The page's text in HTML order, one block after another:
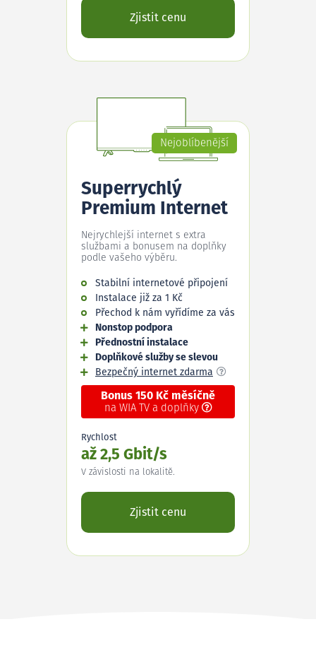
Zjistit cenu
Nejoblíbenější
Superrychlý
Premium Internet
Nejrychlejší internet s extra
službami a bonusem na doplňky
podle vašeho výběru.
Stabilní internetové připojení
Instalace již za 1 Kč
Přechod k nám vyřídíme za vás
Nonstop podpora
Přednostní instalace
Doplňkové služby se slevou
Bezpečný internet zdarma
Bonus 150 Kč měsíčně
na WIA TV a doplňky
Rychlost
až 2,5 Gbit/s
V závislosti na lokalitě.
Zjistit cenu